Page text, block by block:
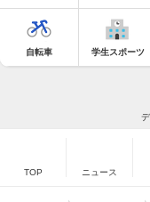
自転車 学生スポーツ
TOP ニュース